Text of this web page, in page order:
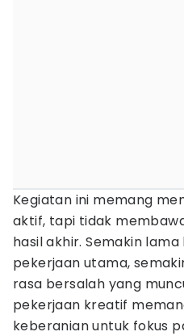
Kegiatan ini memang
aktif, tapi tidak
hasil akhir. Semakin
pekerjaan utama,
rasa bersalah yang
pekerjaan kreatif
keberanian untuk fokus